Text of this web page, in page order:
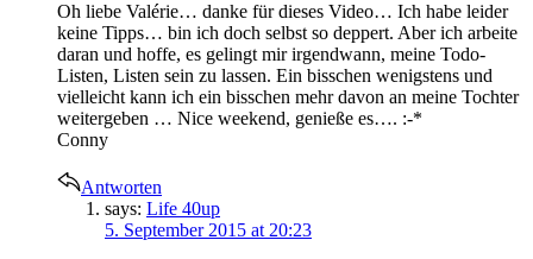
Oh liebe Valérie… danke für dieses Video… Ich habe leider
keine Tipps… bin ich doch selbst so deppert. Aber ich arbeite
daran und hoffe, es gelingt mir irgendwann, meine Todo-
Listen, Listen sein zu lassen. Ein bisschen wenigstens und
vielleicht kann ich ein bisschen mehr davon an meine Tochter
weitergeben … Nice weekend, genieße es…. :-*
Conny
Antworten
says: Life 40up
5. September 2015 at 20:23